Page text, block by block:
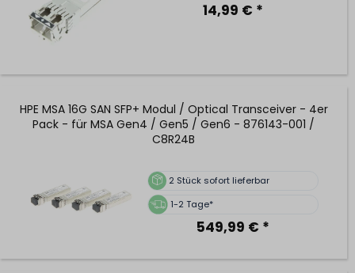
14,99 € *
HPE MSA 16G SAN SFP+ Modul / Optical Transceiver - 4er
Pack - für MSA Gen4 / Gen5 / Gen6 - 876143-001 /
C8R24B
2 Stück sofort lieferbar
1-2 Tage*
549,99 € *